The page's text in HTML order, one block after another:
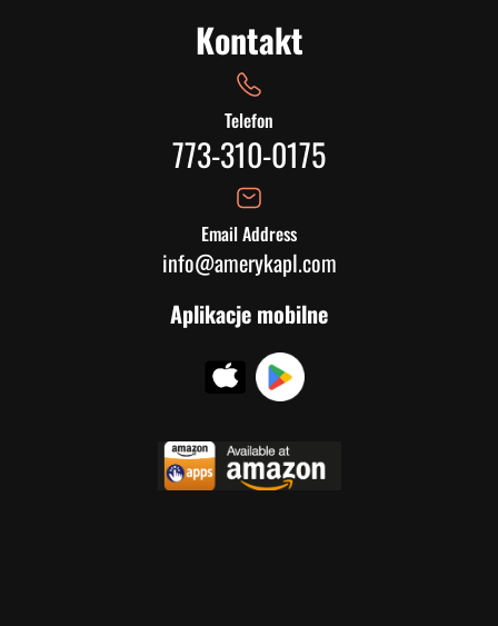
Kontakt
Telefon
773-310-0175
Email Address
info@amerykapl.com
Aplikacje mobilne